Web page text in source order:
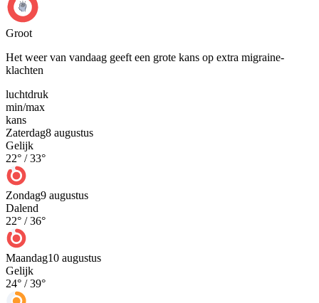
Groot
Het weer van vandaag geeft een grote kans op extra migraine-
klachten
luchtdruk
min/max
kans
Zaterdag8 augustus
Gelijk
22° /33°
Zondag9 augustus
Dalend
22° /36°
Maandag10 augustus
Gelijk
24° /39°